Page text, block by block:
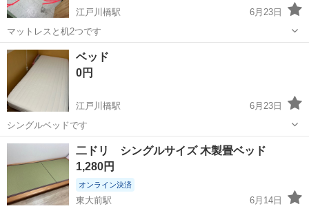
江戸川橋駅
6月23日
マットレスと机2つです
東京 文京区 江戸川橋駅
ベッド
0円
江戸川橋駅
6月23日
シングルベッドです
東京 文京区 江戸川橋駅 ベッド
二ドリ シングルサイズ 木製畳ベッド
1,280円
オンライン決済
東大前駅
6月14日